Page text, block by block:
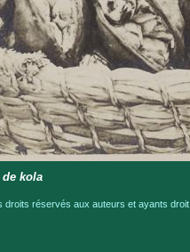
de kola
droits réservés aux auteurs et ayants droit